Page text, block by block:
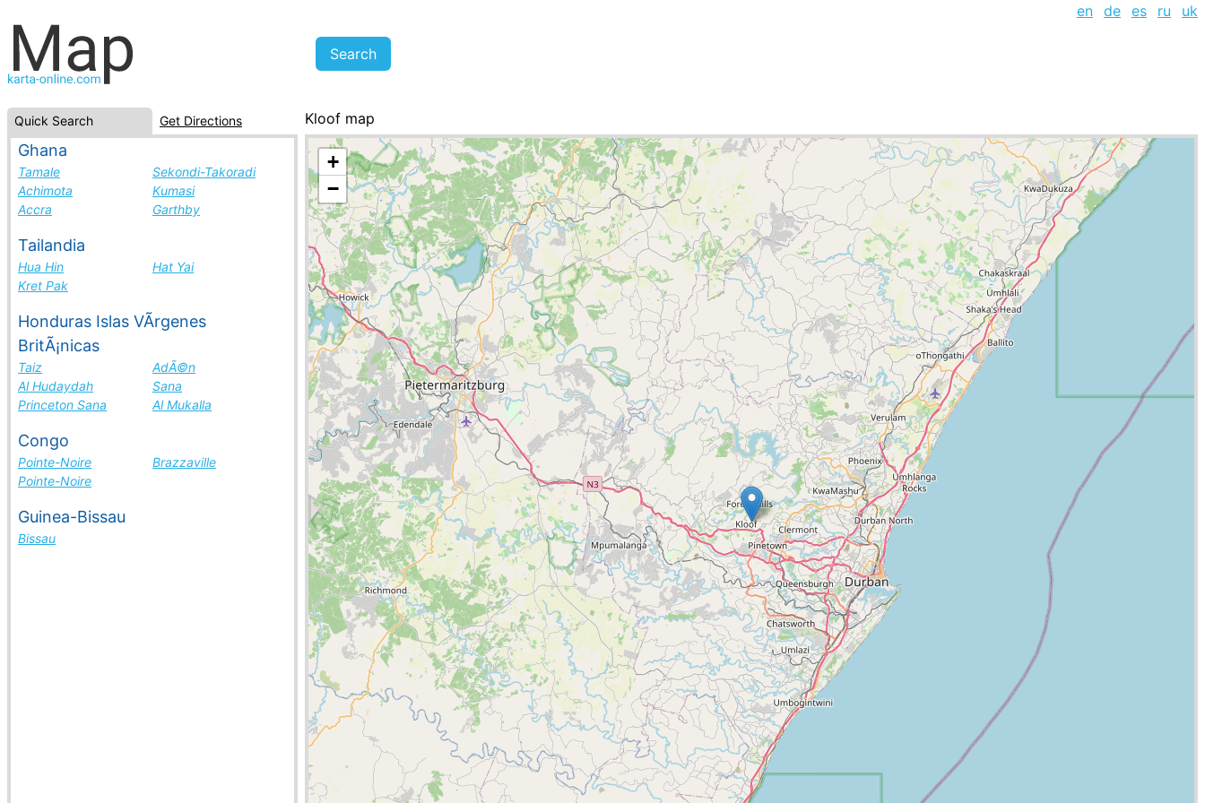
en de es ru uk
Quick Search Get Directions
Ghana
Tamale
Sekondi-Takoradi
Achimota
Kumasi
Accra
Garthby
Tailandia
Hua Hin
Hat Yai
Kret Pak
Honduras Islas VÃ­rgenes
BritÃ¡nicas
Taiz
AdÃ©n
Al Hudaydah
Sana
Princeton Sana
Al Mukalla
Congo
Pointe-Noire
Brazzaville
Pointe-Noire
Guinea-Bissau
Bissau
Kloof map
South Africa, cities list
+
−